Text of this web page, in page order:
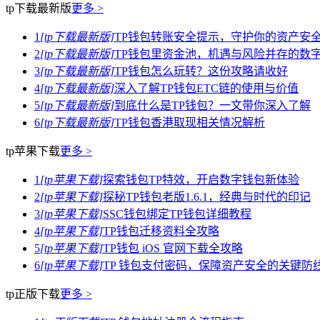
tp下载最新版更多 >
1 [tp下载最新版]TP钱包转账安全提示，守护你的资产安
2[tp下载最新版]TP钱包里资金池，机遇与风险并存的数
3[tp下载最新版]TP钱包怎么玩转？这份攻略请收好
4[tp下载最新版]深入了解TP钱包ETC链的使用与价值
5[tp下载最新版]到底什么是TP钱包？一文带你深入了解
6[tp下载最新版]TP钱包香港取现相关情况解析
tp苹果下载更多 >
1 [tp苹果下载]探索钱包TP特效，开启数字钱包新体验
2[tp苹果下载]探秘TP钱包老版1.6.1，经典与时代的印记
3[tp苹果下载]SSC钱包绑定TP钱包详细教程
4[tp苹果下载]TP钱包迁移资料全攻略
5[tp苹果下载]TP钱包 iOS 官网下载全攻略
6[tp苹果下载]TP 钱包支付密码，保障资产安全的关键防
tp正版下载更多 >